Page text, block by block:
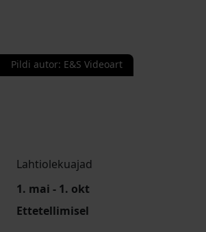
Pildi autor: E&S Videoart
Lahtiolekuajad
1. mai - 1. okt
Ettetellimisel